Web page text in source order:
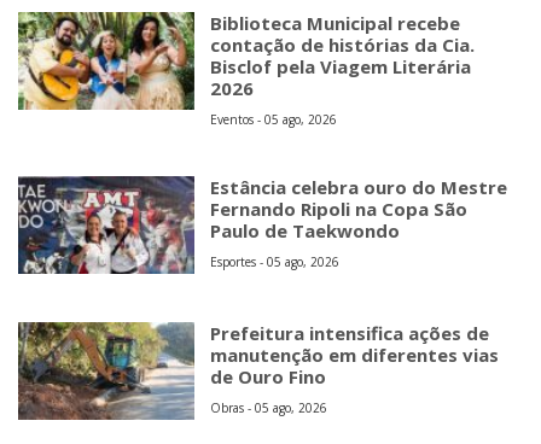
Biblioteca Municipal recebe
contação de histórias da Cia.
Bisclof pela Viagem Literária
2026
Eventos - 05 ago, 2026
Estância celebra ouro do Mestre
Fernando Ripoli na Copa São
Paulo de Taekwondo
Esportes - 05 ago, 2026
Prefeitura intensifica ações de
manutenção em diferentes vias
de Ouro Fino
Obras - 05 ago, 2026